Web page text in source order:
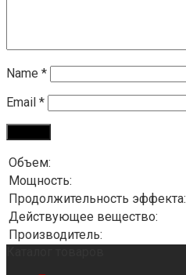
Name *
Email *
Объем:
Мощность:
Продолжительность эффекта:
Действующее вещество:
Производитель: